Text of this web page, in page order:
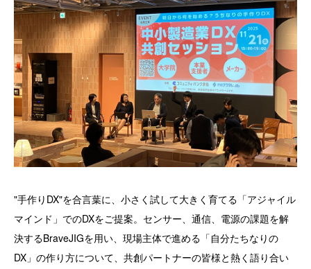
"手作りDX"を合言葉に、小さく試して大きく育てる「アジャイル
マインド」でのDXをご提案。センサー、通信、電源の課題を解
決するBraveJIGを用い、現場主体で進める「自分たちなりの
DX」の作り方について、共創パートナーの皆様と熱く語り合い